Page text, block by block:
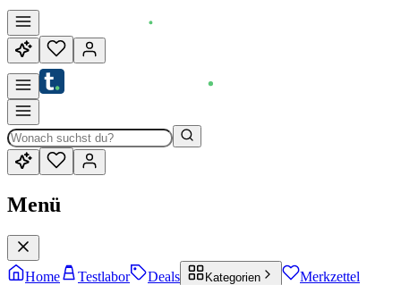
Menü
Home Testlabor Deals Kategorien Merkzettel